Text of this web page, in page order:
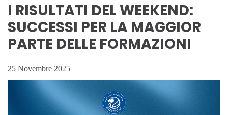
I RISULTATI DEL WEEKEND:
SUCCESSI PER LA MAGGIOR
PARTE DELLE FORMAZIONI
25 Novembre 2025